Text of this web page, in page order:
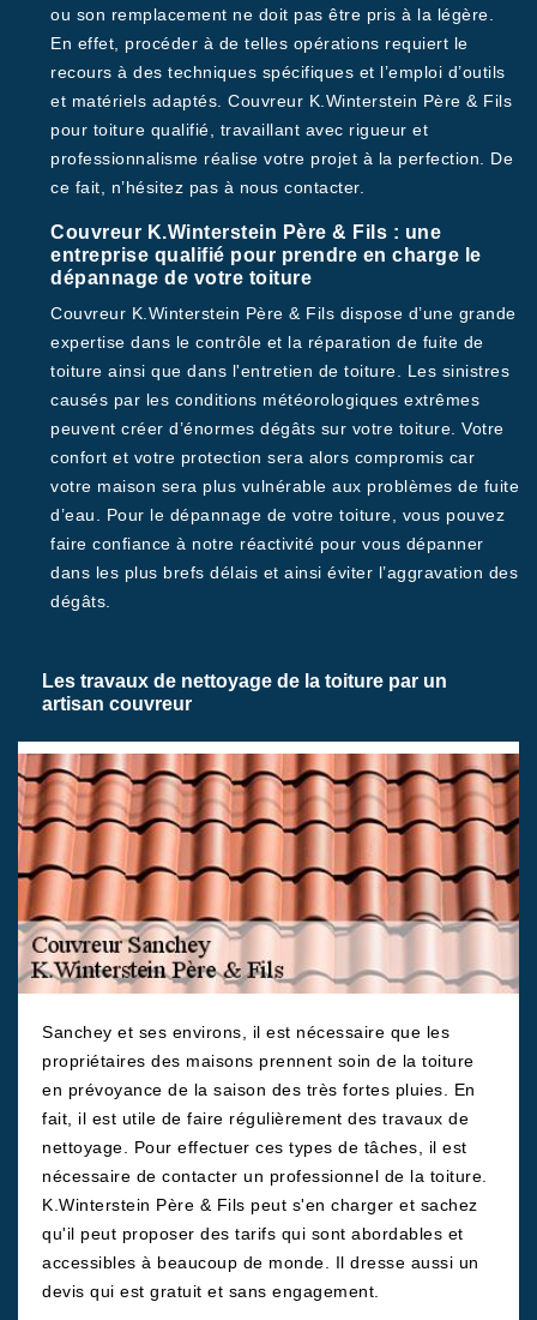
ou son remplacement ne doit pas être pris à la légère.
En effet, procéder à de telles opérations requiert le
recours à des techniques spécifiques et l’emploi d’outils
et matériels adaptés. Couvreur K.Winterstein Père & Fils
pour toiture qualifié, travaillant avec rigueur et
professionnalisme réalise votre projet à la perfection. De
ce fait, n’hésitez pas à nous contacter.
Couvreur K.Winterstein Père & Fils : une
entreprise qualifié pour prendre en charge le
dépannage de votre toiture
Couvreur K.Winterstein Père & Fils dispose d’une grande
expertise dans le contrôle et la réparation de fuite de
toiture ainsi que dans l'entretien de toiture. Les sinistres
causés par les conditions météorologiques extrêmes
peuvent créer d’énormes dégâts sur votre toiture. Votre
confort et votre protection sera alors compromis car
votre maison sera plus vulnérable aux problèmes de fuite
d’eau. Pour le dépannage de votre toiture, vous pouvez
faire confiance à notre réactivité pour vous dépanner
dans les plus brefs délais et ainsi éviter l’aggravation des
dégâts.
Les travaux de nettoyage de la toiture par un
artisan couvreur
Sanchey et ses environs, il est nécessaire que les
propriétaires des maisons prennent soin de la toiture
en prévoyance de la saison des très fortes pluies. En
fait, il est utile de faire régulièrement des travaux de
nettoyage. Pour effectuer ces types de tâches, il est
nécessaire de contacter un professionnel de la toiture.
K.Winterstein Père & Fils peut s'en charger et sachez
qu'il peut proposer des tarifs qui sont abordables et
accessibles à beaucoup de monde. Il dresse aussi un
devis qui est gratuit et sans engagement.